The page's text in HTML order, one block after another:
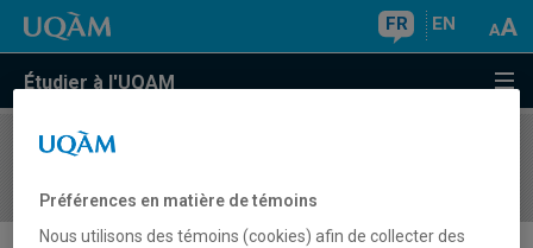
FR EN
Étudier à l'UQAM
COURS//
Préférences en matière de témoins
Nous utilisons des témoins (cookies) afin de collecter des